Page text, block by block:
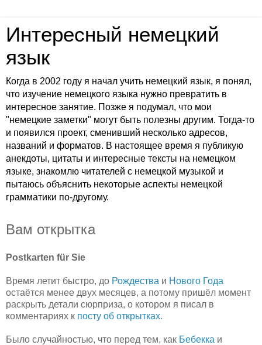
Интересный немецкий
язык
Когда в 2002 году я начал учить немецкий язык, я понял,
что изучение немецкого языка нужно превратить в
интересное занятие. Позже я подумал, что мои
"немецкие заметки" могут быть полезны другим. Тогда-то
и появился проект, сменивший несколько адресов,
названий и форматов. В настоящее время я публикую
анекдоты, цитаты и интересные тексты на немецком
языке, знакомлю читателей с немецкой музыкой и
пытаюсь объяснить некоторые аспекты немецкой
грамматики по-другому.
Вам открытка
Postkarten für Sie
Время летит быстро, до Рождества и Нового Года
остаётся менее двух месяцев, а потому пришёл момент
раскрыть детали сюрприза, о котором я писал в
комментариях к посту об открытках.
Было случайностью, что перед тем, как Бебекка и